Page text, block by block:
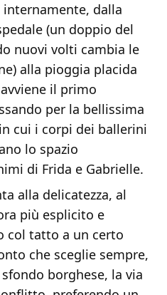
internamente, dalla
(un doppio del
nuovi volti cambia le
alla pioggia placida
il primo
per la bellissima
cui i corpi dei ballerini
lo spazio
di Frida e Gabrielle.
alla delicatezza, al
più esplicito e
col tatto a un certo
che sceglie sempre,
borghese, la via